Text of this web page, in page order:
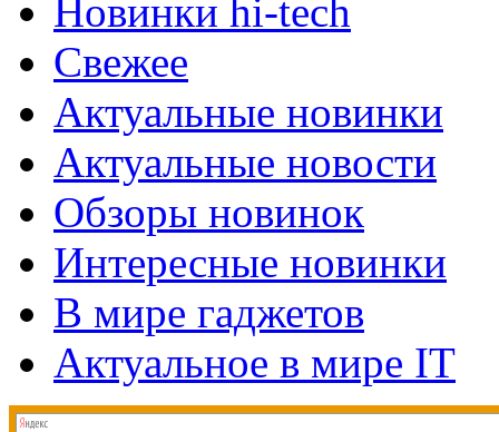
Новинки hi-tech
Свежее
Актуальные новинки
Актуальные новости
Обзоры новинок
Интересные новинки
В мире гаджетов
Актуальное в мире IT